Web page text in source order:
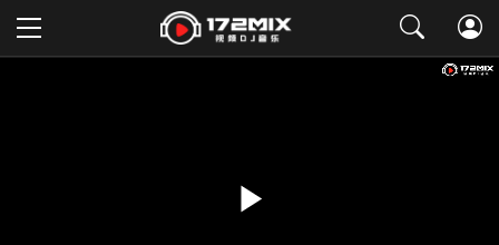
取消